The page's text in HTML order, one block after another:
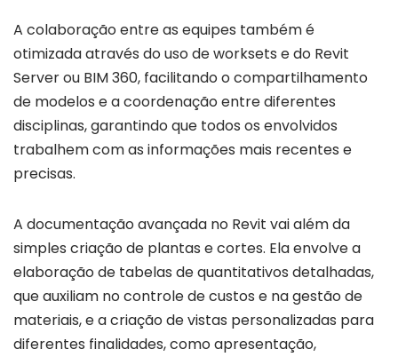
A colaboração entre as equipes também é
otimizada através do uso de worksets e do Revit
Server ou BIM 360, facilitando o compartilhamento
de modelos e a coordenação entre diferentes
disciplinas, garantindo que todos os envolvidos
trabalhem com as informações mais recentes e
precisas.
A documentação avançada no Revit vai além da
simples criação de plantas e cortes. Ela envolve a
elaboração de tabelas de quantitativos detalhadas,
que auxiliam no controle de custos e na gestão de
materiais, e a criação de vistas personalizadas para
diferentes finalidades, como apresentação,